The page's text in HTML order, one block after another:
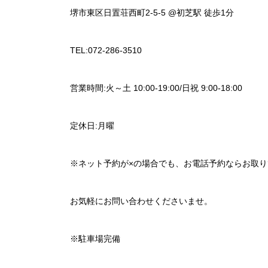
堺市東区日置荘西町2-5-5 @初芝駅 徒歩1分
TEL:072-286-3510
営業時間:火～土 10:00-19:00/日祝 9:00-18:00
定休日:月曜
※ネット予約が×の場合でも、お電話予約ならお取り
お気軽にお問い合わせくださいませ。
※駐車場完備